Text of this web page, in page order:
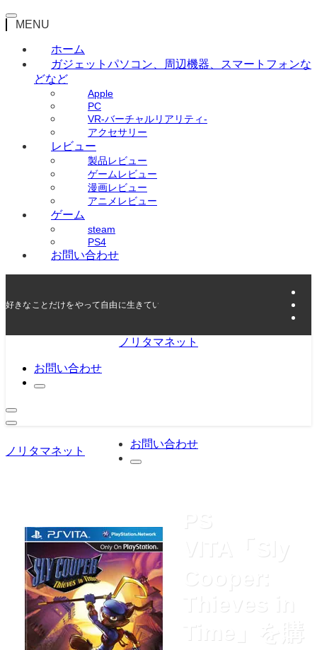
MENU
ホーム
ガジェット パソコン、周辺機器、スマートフォンな
どなど
Apple
PC
VR-バーチャルリアリティ-
アクセサリー
レビュー
製品レビュー
ゲームレビュー
漫画レビュー
アニメレビュー
ゲーム
steam
PS4
お問い合わせ
好きなことだけをやって自由に生きていく
ノリタマネット
お問い合わせ
ノリタマネット
お問い合わせ
PS
VITA「Sly
Cooper:
Thieves in
Time」を購